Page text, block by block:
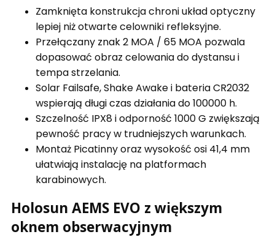
Zamknięta konstrukcja chroni układ optyczny
lepiej niż otwarte celowniki refleksyjne.
Przełączany znak 2 MOA / 65 MOA pozwala
dopasować obraz celowania do dystansu i
tempa strzelania.
Solar Failsafe, Shake Awake i bateria CR2032
wspierają długi czas działania do 100000 h.
Szczelność IPX8 i odporność 1000 G zwiększają
pewność pracy w trudniejszych warunkach.
Montaż Picatinny oraz wysokość osi 41,4 mm
ułatwiają instalację na platformach
karabinowych.
Holosun AEMS EVO z większym
oknem obserwacyjnym